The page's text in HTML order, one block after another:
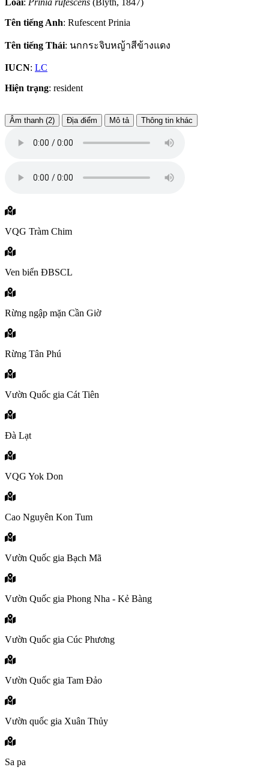
Loài: Prinia rufescens (Blyth, 1847)
Tên tiếng Anh: Rufescent Prinia
Tên tiếng Thái: นกกระจิบหญ้าสีข้างแดง
IUCN: LC
Hiện trạng: resident
Âm thanh (2) Địa điểm Mô tả Thông tin khác
VQG Tràm Chim
Ven biển ĐBSCL
Rừng ngập mặn Cần Giờ
Rừng Tân Phú
Vườn Quốc gia Cát Tiên
Đà Lạt
VQG Yok Don
Cao Nguyên Kon Tum
Vườn Quốc gia Bạch Mã
Vườn Quốc gia Phong Nha - Kẻ Bàng
Vườn Quốc gia Cúc Phương
Vườn Quốc gia Tam Đảo
Vườn quốc gia Xuân Thủy
Sa pa